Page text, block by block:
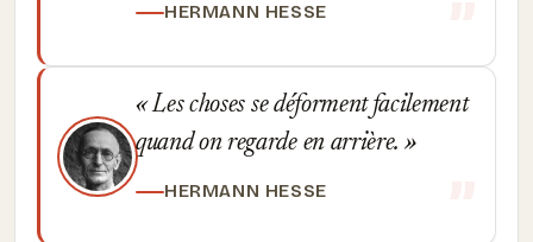
HERMANN HESSE
Les choses se déforment facilement
quand on regarde en arrière.
HERMANN HESSE